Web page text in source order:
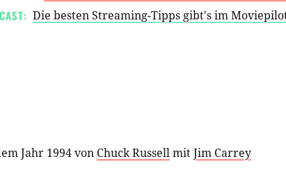
Die besten Streaming-Tipps gibt's im
Jahr 1994 von Chuck RussellmitJim Carrey